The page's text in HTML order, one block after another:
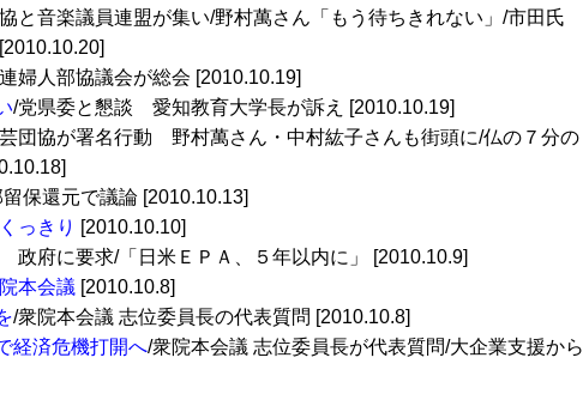
と音楽議員連盟が集い/野村萬さん「もう待ちきれない」/市田氏
婦人部協議会が総会 [2010.10.19]
/党県委と懇談 愛知教育大学長が訴え [2010.10.19]
団協が署名行動 野村萬さん・中村紘子さんも街頭に/仏の７分の
保還元で議論 [2010.10.13]
っきり [2010.10.10]
政府に要求/「日米ＥＰＡ、５年以内に」 [2010.10.9]
本会議 [2010.10.8]
/衆院本会議 志位委員長の代表質問 [2010.10.8]
経済危機打開へ/衆院本会議 志位委員長が代表質問/大企業支援から